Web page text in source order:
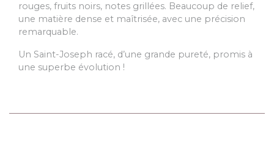
rouges, fruits noirs, notes grillées. Beaucoup de relief,
une matière dense et maîtrisée, avec une précision
remarquable.
Un Saint-Joseph racé, d’une grande pureté, promis à
une superbe évolution !